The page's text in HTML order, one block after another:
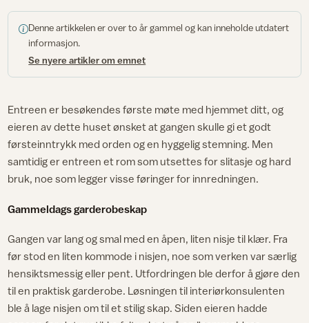
Denne artikkelen er over to år gammel og kan inneholde utdatert
informasjon.
Se nyere artikler om emnet
Entreen er besøkendes første møte med hjemmet ditt, og
eieren av dette huset ønsket at gangen skulle gi et godt
førsteinntrykk med orden og en hyggelig stemning. Men
samtidig er entreen et rom som utsettes for slitasje og hard
bruk, noe som legger visse føringer for innredningen.
Gammeldags garderobeskap
Gangen var lang og smal med en åpen, liten nisje til klær. Fra
før stod en liten kommode i nisjen, noe som verken var særlig
hensiktsmessig eller pent. Utfordringen ble derfor å gjøre den
til en praktisk garderobe. Løsningen til interiørkonsulenten
ble å lage nisjen om til et stilig skap. Siden eieren hadde